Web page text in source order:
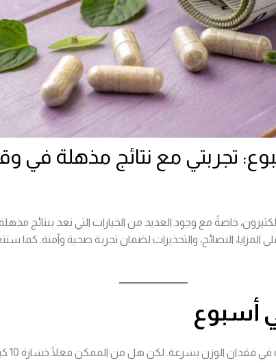
خاصةً مع وجود العديد من الخيارات التي تعد بنتائج